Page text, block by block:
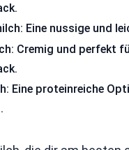
Eine nussige und
Cremig und perfekt
Eine proteinreiche